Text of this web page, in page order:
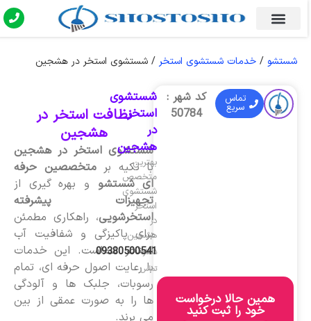
شستشو/ خدمات شستشوی استخر/ شستشوی استخر در هشجین
نظافت استخر در
هشجین
شستشوی استخر در هشجین
با تکیه بر متخصصین حرفه
ای شستشوو بهره گیری از
تجهیزات پیشرفته
استخرشویی، راهکاری مطمئن
برای پاکیزگی و شفافیت آب
استخر شماست. این خدمات
با رعایت اصول حرفه ای، تمام
رسوبات، جلبک ها و آلودگی
ها را به صورت عمقی از بین
تماس
سریع
کد شهر :
50784
شستشوی
استخر
در
هشجین
بهترین
متخصص
شستشوی
استخر
در
هشجین
شماره
تماس
09380500541
همین حالا درخواست
خود را ثبت کنید